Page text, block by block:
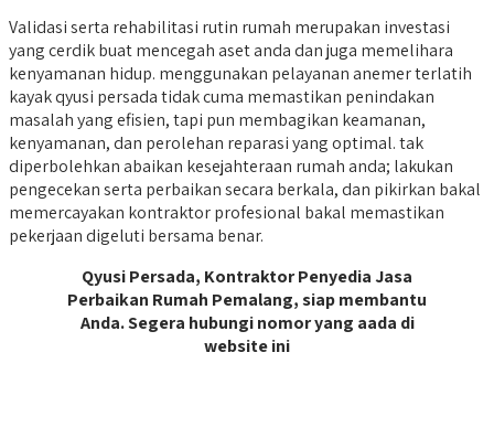
Validasi serta rehabilitasi rutin rumah merupakan investasi
yang cerdik buat mencegah aset anda dan juga memelihara
kenyamanan hidup. menggunakan pelayanan anemer terlatih
kayak qyusi persada tidak cuma memastikan penindakan
masalah yang efisien, tapi pun membagikan keamanan,
kenyamanan, dan perolehan reparasi yang optimal. tak
diperbolehkan abaikan kesejahteraan rumah anda; lakukan
pengecekan serta perbaikan secara berkala, dan pikirkan bakal
memercayakan kontraktor profesional bakal memastikan
pekerjaan digeluti bersama benar.
Qyusi Persada, Kontraktor Penyedia Jasa
Perbaikan Rumah Pemalang, siap membantu
Anda. Segera hubungi nomor yang aada di
website ini